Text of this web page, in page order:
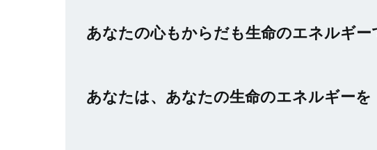
あなたの心もからだも生命のエネルギー
あなたは、あなたの生命のエネルギーを